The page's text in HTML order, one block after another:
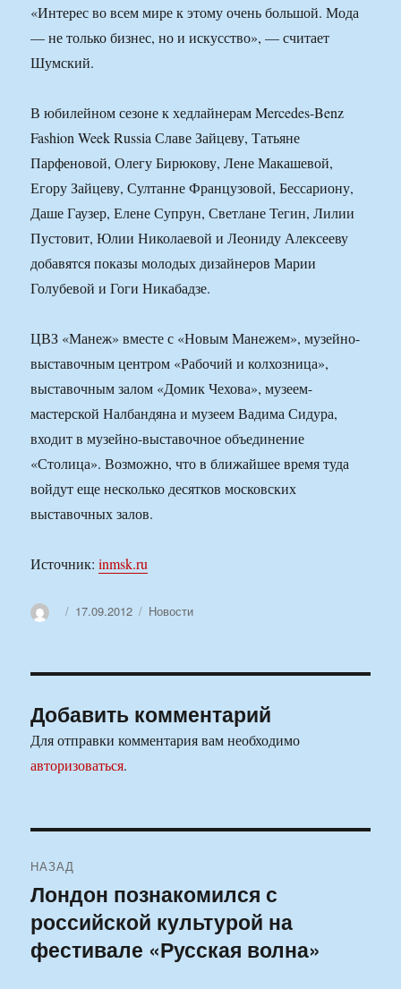
«Интерес во всем мире к этому очень большой. Мода
— не только бизнес, но и искусство», — считает
Шумский.
В юбилейном сезоне к хедлайнерам Mercedes-Benz
Fashion Week Russia Славе Зайцеву, Татьяне
Парфеновой, Олегу Бирюкову, Лене Макашевой,
Егору Зайцеву, Султанне Французовой, Бессариону,
Даше Гаузер, Елене Супрун, Светлане Тегин, Лилии
Пустовит, Юлии Николаевой и Леониду Алексееву
добавятся показы молодых дизайнеров Марии
Голубевой и Гоги Никабадзе.
ЦВЗ «Манеж» вместе с «Новым Манежем», музейно-
выставочным центром «Рабочий и колхозница»,
выставочным залом «Домик Чехова», музеем-
мастерской Налбандяна и музеем Вадима Сидура,
входит в музейно-выставочное объединение
«Столица». Возможно, что в ближайшее время туда
войдут еще несколько десятков московских
выставочных залов.
Источник:inmsk.ru
АвторОпубликовано
17.09.2012 Рубрики
Новости
Добавить комментарий
Для отправки комментария вам необходимо
авторизоваться.
по
записям
НАЗАД
Предыдущая
запись:
Лондон познакомился с
российской культурой на
фестивале «Русская волна»